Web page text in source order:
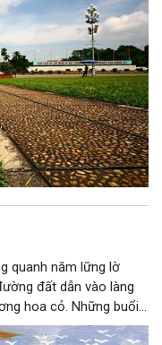
quanh năm lững lờ
đất dẫn vào làng
hoa cỏ. Những buổi
cuối sông, đám hoa tím